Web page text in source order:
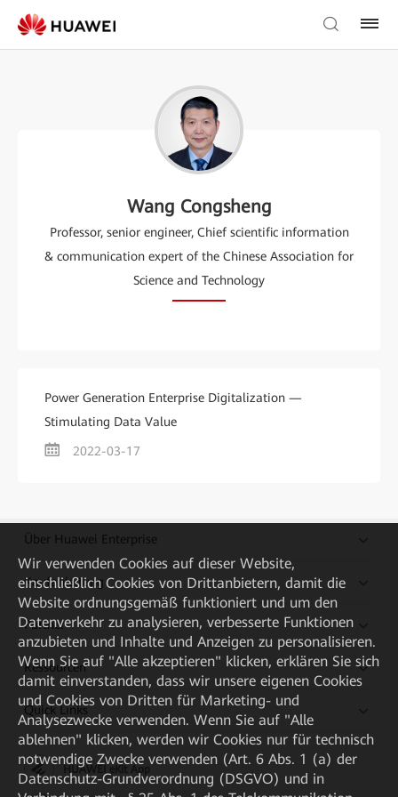
Wang Congsheng
Professor, senior engineer, Chief scientific information
& communication expert of the Chinese Association for
Science and Technology
Power Generation Enterprise Digitalization —
Stimulating Data Value
2022-03-17
Über Huawei Enterprise
Kaufanleitung
Partner
Ressourcen
Quick Links
HUAWEI eKit App
Wir verwenden Cookies auf dieser Website,
einschließlich Cookies von Drittanbietern, damit die
Website ordnungsgemäß funktioniert und um den
Datenverkehr zu analysieren, verbesserte Funktionen
anzubieten und Inhalte und Anzeigen zu personalisieren.
Wenn Sie auf "Alle akzeptieren" klicken, erklären Sie sich
damit einverstanden, dass wir unsere eigenen Cookies
und Cookies von Dritten für Marketing- und
Analysezwecke verwenden. Wenn Sie auf "Alle
ablehnen" klicken, werden wir Cookies nur für technisch
notwendige Zwecke verwenden (Art. 6 Abs. 1 (a) der
Datenschutz-Grundverordnung (DSGVO) und in